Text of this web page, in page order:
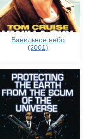
Ванильное небо
(2001)